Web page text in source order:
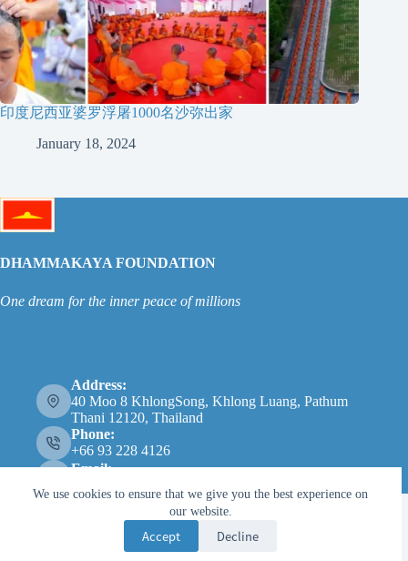
We use cookies to ensure that we give you the best experience on
our website.
Accept Decline
印度尼西亚婆罗浮屠1000名沙弥出家
January 18, 2024
DHAMMAKAYA FOUNDATION
One dream for the inner peace of millions
Address:
40 Moo 8 KhlongSong, Khlong Luang, Pathum
Thani 12120, Thailand
Phone:
+66 93 228 4126
Email: